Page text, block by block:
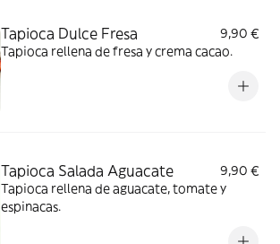
Tapioca Dulce Fresa
9,90 €
Tapioca rellena de fresa y crema cacao.
Tapioca Salada Aguacate
9,90 €
Tapioca rellena de aguacate, tomate y
espinacas.